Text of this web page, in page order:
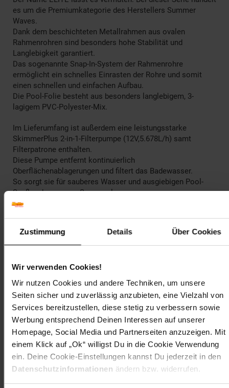
Zustimmung Details Über Cookies
Wir verwenden Cookies!
Wir nutzen Cookies und andere Techniken, um unsere
Seiten sicher und zuverlässig anzubieten, eine Vielzahl von
Services bereitzustellen, diese stetig zu verbessern sowie
Werbung entsprechend Deinen Interessen auf unserer
Homepage, Social Media und Partnerseiten anzuzeigen. Mit
einem Klick auf „Ok“ willigst Du in die Cookie Verwendung
ein. Deine Cookie-Einstellungen kannst Du jederzeit in den
Datenschutzinformationen ändern bzw. widerrufen.
es um die Premiumkategorie des Herstellers Summer
Waves.
Dank dem beschichteten Metallrahmen aus ovalen
Rahmenrohren sind besonders hohe Stabilität und
Langlebigkeit garantiert.
Das sogenannte Snap-In-System der Rahmenrohre
ermöglicht ein schnelles Einrasten der Rohre und somit
einen schnellen und einfachen Aufbau.
Die Pool-Folie besteht aus besonders langlebigem, 3-
lagigem PVC-Polyester-Mix.
Im Lieferumfang ist außerdem eine leistungsstarke
SkimmerPlus 2-in-1-Filterpumpe (12V,5.678L/h) samt
Filterpatrone enthalten.
Diese Pumpe entfernt kontinuierlich
Oberflächenablagerungen und filtert das Badewasser.
So sorgt sie für sauberes Wasser und ausgiebigen Pool-
Spaß – den ganzen Sommer lang.
Die Pumpe wird einfach an der Poolwand befestigt.
sowie ein Deluxe Reinigungsset,
eine Abdeckplane und Unterlegvlies runden das Rundum-
•Robuste Poolkostruktion aus rostfreiem,
pulverbeschichtetem Stahlrahmen
•Ovale Rahmenrohre für mehr Stabilität
•Edle & zeitlose Rattan-Optik in Grau
•Pool-Folie aus 3-lagigem PVC-Polyester-Mix
•SkimmerPlus Filterpumpe enthalten
•Snap-In-System sorgt für einfachen Auf- und Abbau
Artikelnummer: 2276908000